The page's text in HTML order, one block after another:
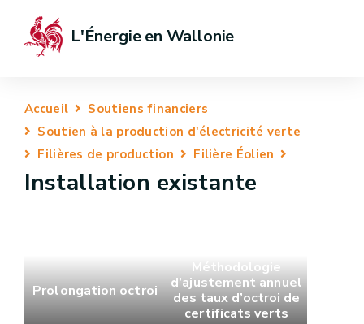
L'Énergie en Wallonie
Accueil
Soutiens financiers
Soutien à la production d'électricité verte
Filières de production
Filière Éolien
Installation existante
Prolongation octroi
Méthodologie
d’ajustement annuel
des taux d’octroi de
certificats verts